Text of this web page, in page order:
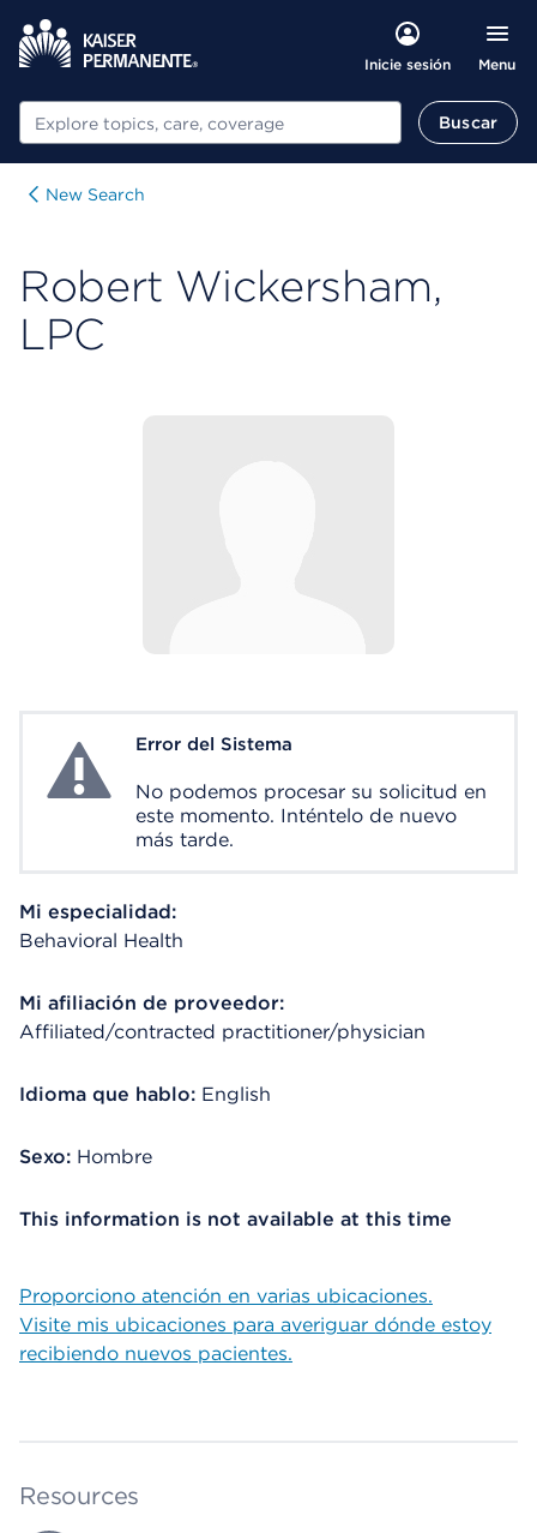
Inicie sesión Menu
Buscar Buscar
New Search
Robert Wickersham,
LPC
System ErrorError del Sistema
No podemos procesar su solicitud en
este momento. Inténtelo de nuevo
más tarde.
Mi especialidad:
Behavioral Health
Mi afiliación de proveedor:
Affiliated/contracted practitioner/physician
Idioma que hablo: English
Sexo: Hombre
This information is not available at this time
Proporciono atención en varias ubicaciones.
Visite mis ubicaciones para averiguar dónde estoy
recibiendo nuevos pacientes.
Resources